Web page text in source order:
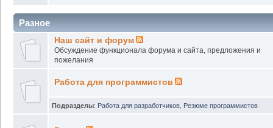
Разное
Наш сайт и форум
Обсуждение функционала форума и сайта, предложения и
пожелания
Работа для программистов
Подразделы: Работа для разработчиков Резюме программистов